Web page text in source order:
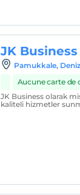
JK Business
Pamukkale,
Aucune carte de
JK Business olarak
kaliteli hizmetler